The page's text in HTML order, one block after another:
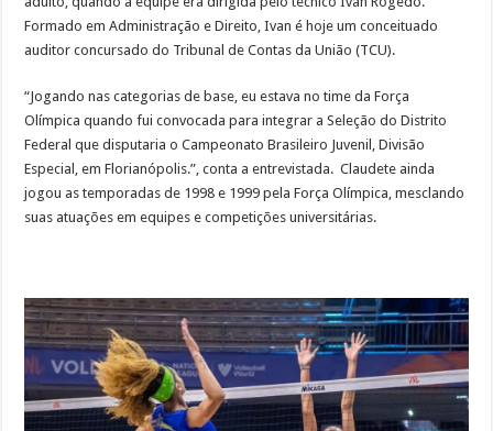
Formado em Administração e Direito, Ivan é hoje um conceituado
auditor concursado do Tribunal de Contas da União (TCU).
“Jogando nas categorias de base, eu estava no time da Força
Olímpica quando fui convocada para integrar a Seleção do Distrito
Federal que disputaria o Campeonato Brasileiro Juvenil, Divisão
Especial, em Florianópolis.”, conta a entrevistada. Claudete ainda
jogou as temporadas de 1998 e 1999 pela Força Olímpica, mesclando
suas atuações em equipes e competições universitárias.